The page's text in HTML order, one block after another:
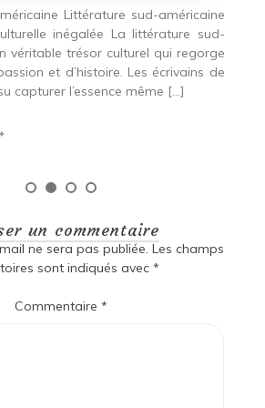
un commentaire
ne sera pas publiée. Les champs
sont indiqués avec *
Commentaire *